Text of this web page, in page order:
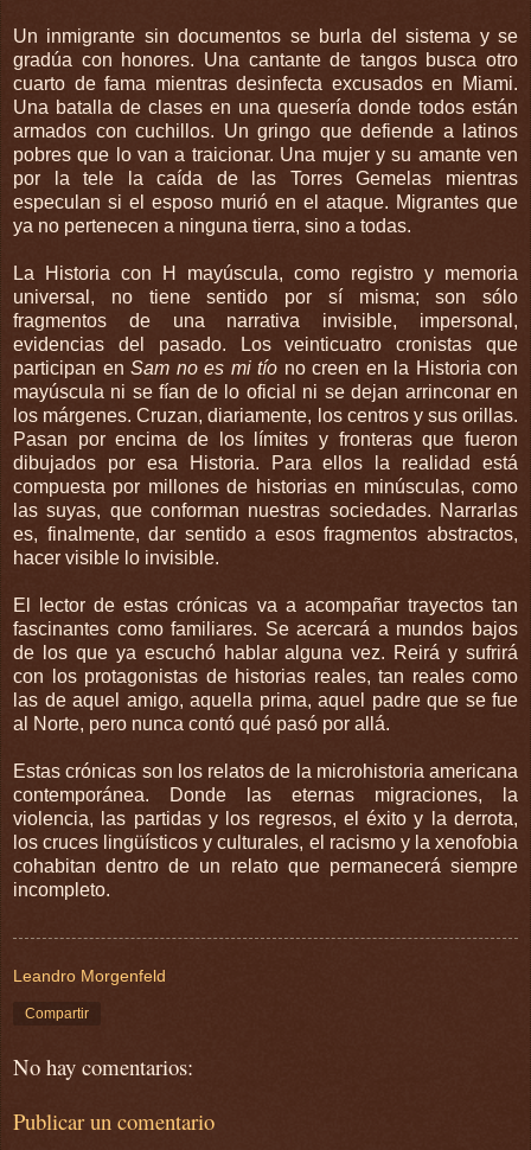
Un inmigrante sin documentos se burla del sistema y se
gradúa con honores. Una cantante de tangos busca otro
cuarto de fama mientras desinfecta excusados en Miami.
Una batalla de clases en una quesería donde todos están
armados con cuchillos. Un gringo que defiende a latinos
pobres que lo van a traicionar. Una mujer y su amante ven
por la tele la caída de las Torres Gemelas mientras
especulan si el esposo murió en el ataque. Migrantes que
ya no pertenecen a ninguna tierra, sino a todas.
La Historia con H mayúscula, como registro y memoria
universal, no tiene sentido por sí misma; son sólo
fragmentos de una narrativa invisible, impersonal,
evidencias del pasado. Los veinticuatro cronistas que
participan en Sam no es mi tío no creen en la Historia con
mayúscula ni se fían de lo oficial ni se dejan arrinconar en
los márgenes. Cruzan, diariamente, los centros y sus orillas.
Pasan por encima de los límites y fronteras que fueron
dibujados por esa Historia. Para ellos la realidad está
compuesta por millones de historias en minúsculas, como
las suyas, que conforman nuestras sociedades. Narrarlas
es, finalmente, dar sentido a esos fragmentos abstractos,
hacer visible lo invisible.
El lector de estas crónicas va a acompañar trayectos tan
fascinantes como familiares. Se acercará a mundos bajos
de los que ya escuchó hablar alguna vez. Reirá y sufrirá
con los protagonistas de historias reales, tan reales como
las de aquel amigo, aquella prima, aquel padre que se fue
al Norte, pero nunca contó qué pasó por allá.
Estas crónicas son los relatos de la microhistoria americana
contemporánea. Donde las eternas migraciones, la
violencia, las partidas y los regresos, el éxito y la derrota,
los cruces lingüísticos y culturales, el racismo y la xenofobia
cohabitan dentro de un relato que permanecerá siempre
incompleto.
Leandro Morgenfeld
Compartir
No hay comentarios:
Publicar un comentario